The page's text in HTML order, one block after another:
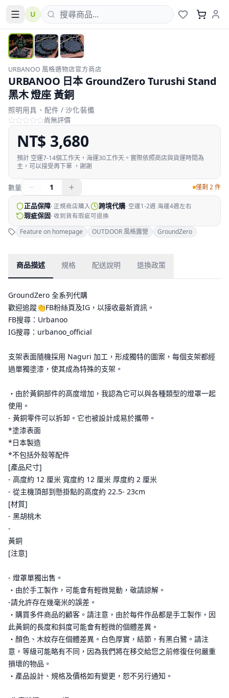
U
URBANOO 風格選物店官方商店
URBANOO 日本 GroundZero Turushi Stand
黑木 燈座 黃銅
照明用具、配件 / 沙化裝備
尚無評價
NT$ 3,680
預計 空運7-14個工作天，海運30工作天。實際依照商店與貨運時間為
主，可以接受再下單 ，謝謝
數量 1 僅剩 2 件
正品保障· 正規商店購入 跨境代購· 空運1-2週 海運4週左右
瑕疵保固· 收到貨有瑕疵可退換
Feature on homepage OUTDOOR 風格露營 GroundZero
商品描述 規格 配送說明 退換政策
GroundZero 全系列代購
歡迎追蹤👏FB粉絲頁及IG，以接收最新資訊。
FB搜尋：Urbanoo
IG搜尋：urbanoo_official
支架表面隨機採用 Naguri 加工，形成獨特的圖案，每個支架都經
過單獨塗漆，使其成為特殊的支架。
・由於黃銅部件的高度增加，我認為它可以與各種類型的燈罩一起
使用。
- 黃銅零件可以拆卸。它也被設計成易於攜帶。
*塗漆表面
*日本製造
*不包括外殼等配件
[產品尺寸]
- 高度約 12 厘米 寬度約 12 厘米 厚度約 2 厘米
- 從主機頂部到懸掛點的高度約 22.5- 23cm
[材質]
- 黑胡桃木
-
黃銅
[注意]
- 燈罩單獨出售。
・由於手工製作，可能會有輕微晃動，敬請諒解。
-請允許存在幾毫米的誤差。
・購買多件商品的顧客。請注意，由於每件作品都是手工製作，因
此黃銅的長度和斜度可能會有輕微的個體差異。
・顏色、木紋存在個體差異。白色厚實，結節，有黑白鷺。請注
意，等級可能略有不同，因為我們將在移交給您之前修復任何嚴重
損壞的物品。
・產品設計、規格及價格如有變更，恕不另行通知。